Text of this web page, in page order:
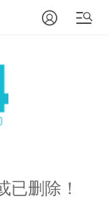
已删除！